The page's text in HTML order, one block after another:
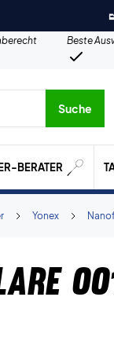
Beste
Suche
BERATER
Yonex